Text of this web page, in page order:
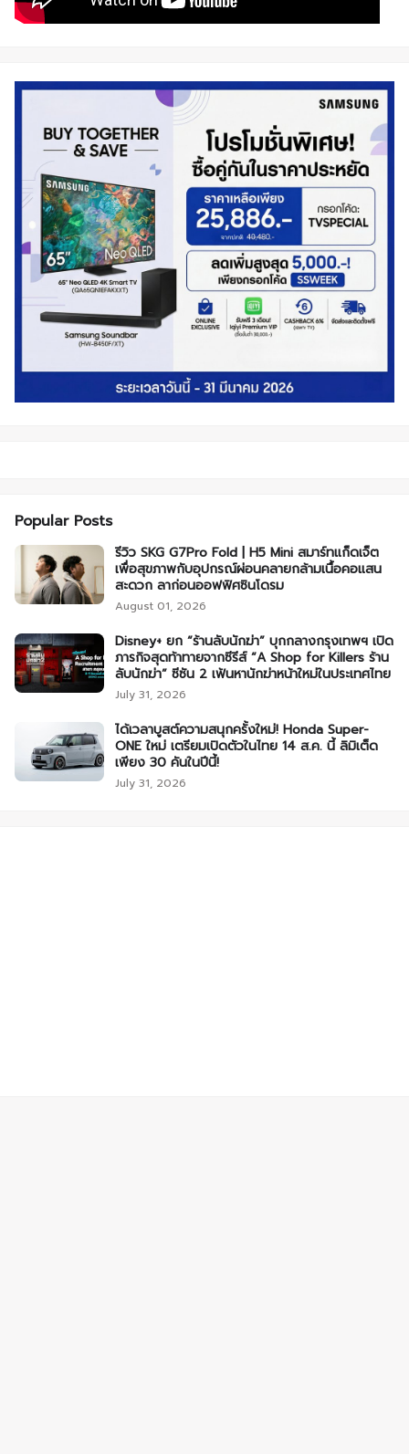
Popular Posts
รีวิว SKG G7Pro Fold | H5 Mini สมาร์ทแก็ดเจ็ต
เพื่อสุขภาพกับอุปกรณ์ผ่อนคลายกล้ามเนื้อคอแสน
สะดวก ลาก่อนออฟฟิศซินโดรม
August 01, 2026
Disney+ ยก “ร้านลับนักฆ่า” บุกกลางกรุงเทพฯ เปิด
ภารกิจสุดท้าทายจากซีรีส์ “A Shop for Killers ร้าน
ลับนักฆ่า” ซีซัน 2 เฟ้นหานักฆ่าหน้าใหม่ในประเทศไทย
July 31, 2026
ได้เวลาบูสต์ความสนุกครั้งใหม่! Honda Super-
ONE ใหม่ เตรียมเปิดตัวในไทย 14 ส.ค. นี้ ลิมิเต็ด
เพียง 30 คันในปีนี้!
July 31, 2026